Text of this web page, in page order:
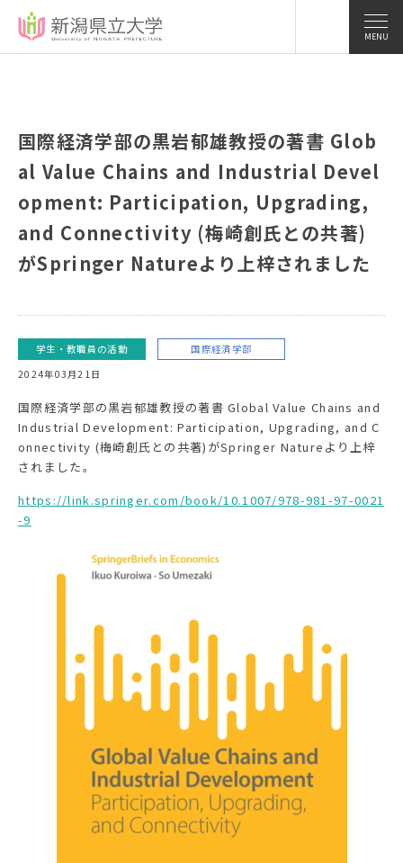
MENU
国際経済学部の黒岩郁雄教授の著書 Glob
al Value Chains and Industrial Devel
opment: Participation, Upgrading,
and Connectivity (梅崎創氏との共著)
がSpringer Natureより上梓されました
学生・教職員の活動
国際経済学部
2024年03月21日
国際経済学部の黒岩郁雄教授の著書 Global Value Chains and
Industrial Development: Participation, Upgrading, and C
onnectivity (梅崎創氏との共著)がSpringer Natureより上梓
されました。
https://link.springer.com/book/10.1007/978-981-97-0021
-9